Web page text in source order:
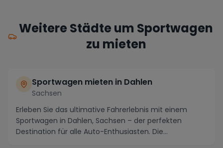
Weitere Städte um Sportwagen
zu mieten
Sportwagen mieten in Dahlen
Sachsen
Erleben Sie das ultimative Fahrerlebnis mit einem
Sportwagen in Dahlen, Sachsen – der perfekten
Destination für alle Auto-Enthusiasten. Die